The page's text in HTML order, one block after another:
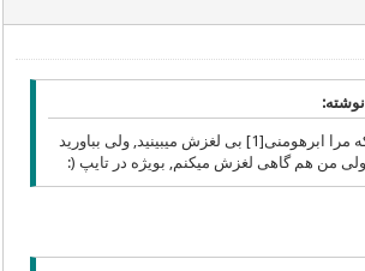
از شما سپاسگزارم که مرا ابرهومنی[1] بی لغزش میبینید, ولی بباورید
ولی من هم گاهی لغزش میکنم, بویژه در تایپ (: